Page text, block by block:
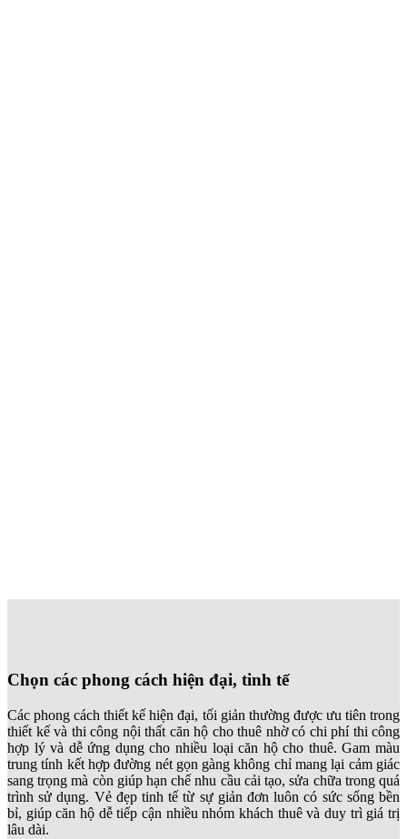
Chọn các phong cách hiện đại, tinh tế
Các phong cách thiết kế hiện đại, tối giản thường được ưu tiên trong
thiết kế và thi công nội thất căn hộ cho thuê nhờ có chi phí thi công
hợp lý và dễ ứng dụng cho nhiều loại căn hộ cho thuê. Gam màu
trung tính kết hợp đường nét gọn gàng không chỉ mang lại cảm giác
sang trọng mà còn giúp hạn chế nhu cầu cải tạo, sửa chữa trong quá
trình sử dụng. Vẻ đẹp tinh tế từ sự giản đơn luôn có sức sống bền
bỉ, giúp căn hộ dễ tiếp cận nhiều nhóm khách thuê và duy trì giá trị
lâu dài.